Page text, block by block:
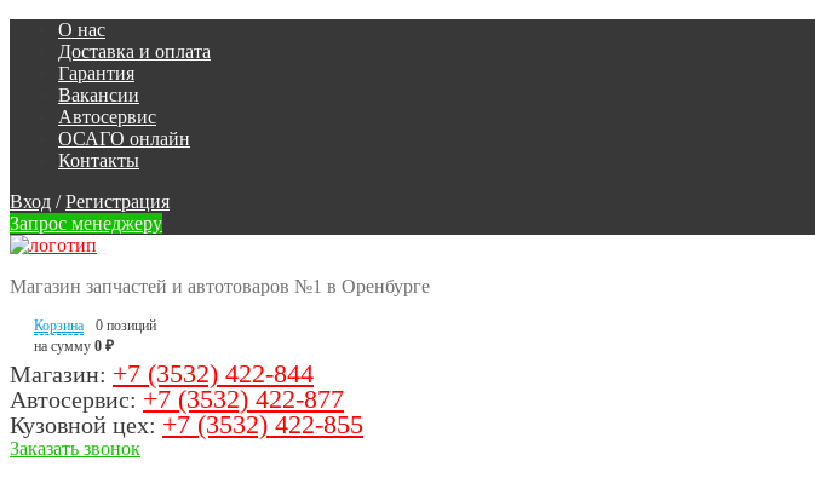
О нас
Доставка и оплата
Гарантия
Вакансии
Автосервис
ОСАГО онлайн
Контакты
Вход / Регистрация
Запрос менеджеру
Магазин запчастей и автотоваров №1 в Оренбурге
Корзина
0 позиций
на сумму 0 ₽
Магазин: +7 (3532) 422-844
Автосервис: +7 (3532) 422-877
Кузовной цех: +7 (3532) 422-855
Заказать звонок